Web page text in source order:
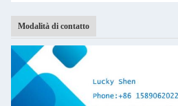
Modalità di contatto